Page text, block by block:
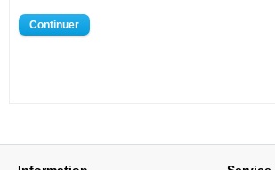
Continuer